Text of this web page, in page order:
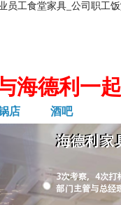
员工食堂家具_公司职工
海德利一
店 酒吧